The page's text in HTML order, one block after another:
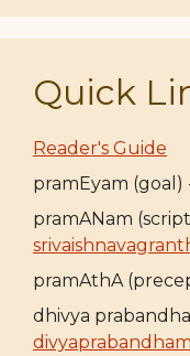
Quick
Reader's Guide
pramEyam (goal)
pramANam
pramAthA
dhivya